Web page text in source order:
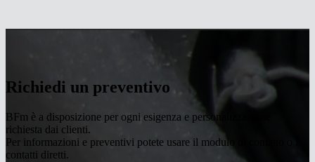
Richiedi un preventivo
BFm è a disposizione per ogni esigenza e personalizzazione
richiesta dai clienti.
Per informazioni e preventivi potete usare il modulo di contatto o i
contatti diretti.